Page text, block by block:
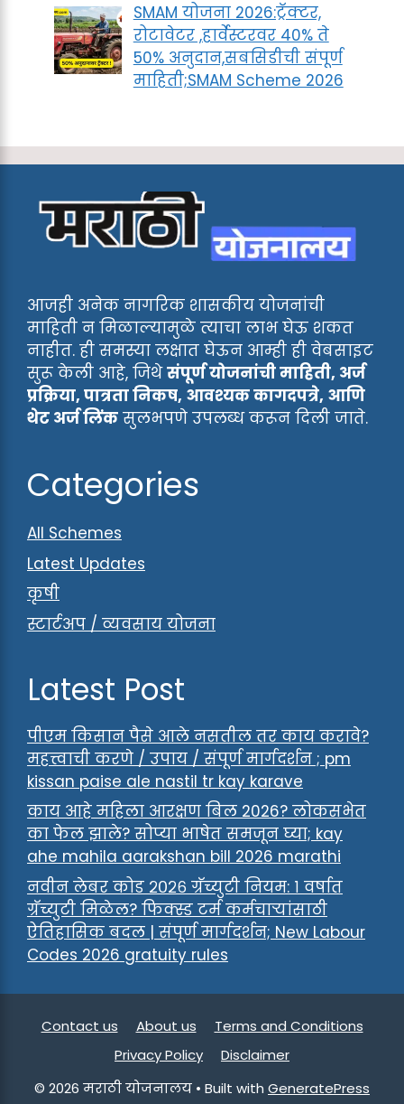
SMAM योजना 2026:ट्रॅक्टर,
रोटावेटर ,हार्वेस्टरवर 40% ते
50% अनुदान,सबसिडीची संपूर्ण
माहिती;SMAM Scheme 2026
आजही अनेक नागरिक शासकीय योजनांची
माहिती न मिळाल्यामुळे त्याचा लाभ घेऊ शकत
नाहीत. ही समस्या लक्षात घेऊन आम्ही ही वेबसाइट
सुरू केली आहे, जिथेसंपूर्ण योजनांची माहिती, अर्ज
प्रक्रिया, पात्रता निकष, आवश्यक कागदपत्रे, आणि
थेट अर्ज लिंक सुलभपणे उपलब्ध करून दिली जाते.
Categories
All Schemes
Latest Updates
कृषी
स्टार्टअप / व्यवसाय योजना
Latest Post
पीएम किसान पैसे आले नसतील तर काय करावे?
महत्त्वाची करणे / उपाय / संपूर्ण मार्गदर्शन ; pm
kissan paise ale nastil tr kay karave
काय आहे महिला आरक्षण बिल 2026? लोकसभेत
का फेल झाले? सोप्या भाषेत समजून घ्या; kay
ahe mahila aarakshan bill 2026 marathi
नवीन लेबर कोड २०२६ ग्रॅच्युटी नियम: १ वर्षात
ग्रॅच्युटी मिळेल? फिक्स्ड टर्म कर्मचाऱ्यांसाठी
ऐतिहासिक बदल | संपूर्ण मार्गदर्शन; New Labour
Codes 2026 gratuity rules
Contact us About us
Terms and Conditions
Privacy Policy
Disclaimer
© 2026 मराठी योजनालय • Built with GeneratePress